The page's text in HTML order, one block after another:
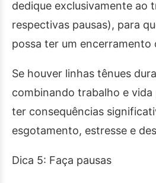
dedique exclusivamente ao
respectivas pausas), para
possa ter um encerramento
Se houver linhas tênues
combinando trabalho e vida
ter consequências
esgotamento, estresse e
Dica 5: Faça pausas